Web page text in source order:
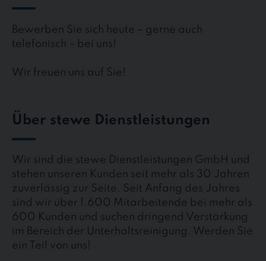
Bewerben Sie sich heute – gerne auch
telefonisch – bei uns!
Wir freuen uns auf Sie!
Über stewe Dienstleistungen
Wir sind die stewe Dienstleistungen GmbH und
stehen unseren Kunden seit mehr als 30 Jahren
zuverlässig zur Seite. Seit Anfang des Jahres
sind wir über 1.600 Mitarbeitende bei mehr als
600 Kunden und suchen dringend Verstärkung
im Bereich der Unterhaltsreinigung. Werden Sie
ein Teil von uns!